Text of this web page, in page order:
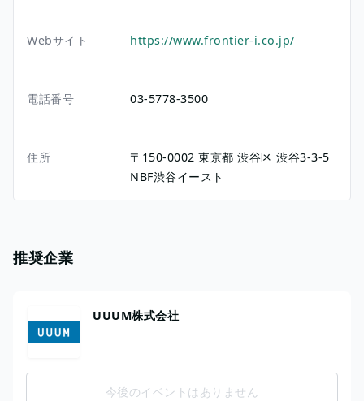
Webサイト https://www.frontier-i.co.jp/
電話番号 03-5778-3500
住所 〒150-0002東京都渋谷区 渋谷3-3-5
NBF渋谷イースト
推奨企業
UUUM株式会社
今後のイベントはありません